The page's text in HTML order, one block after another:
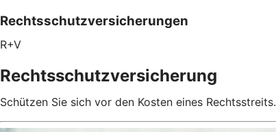
Rechtsschutzversicherungen
R+V
Rechtsschutzversicherung
Schützen Sie sich vor den Kosten eines Rechtsstreits.